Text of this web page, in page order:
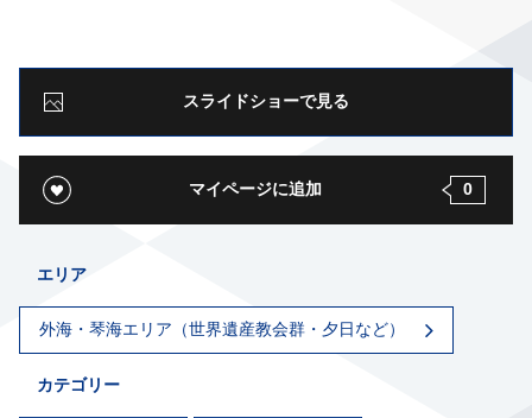
スライドショーで見る
マイページに追加 0
エリア
外海・琴海エリア（世界遺産教会群・夕日など）
カテゴリー